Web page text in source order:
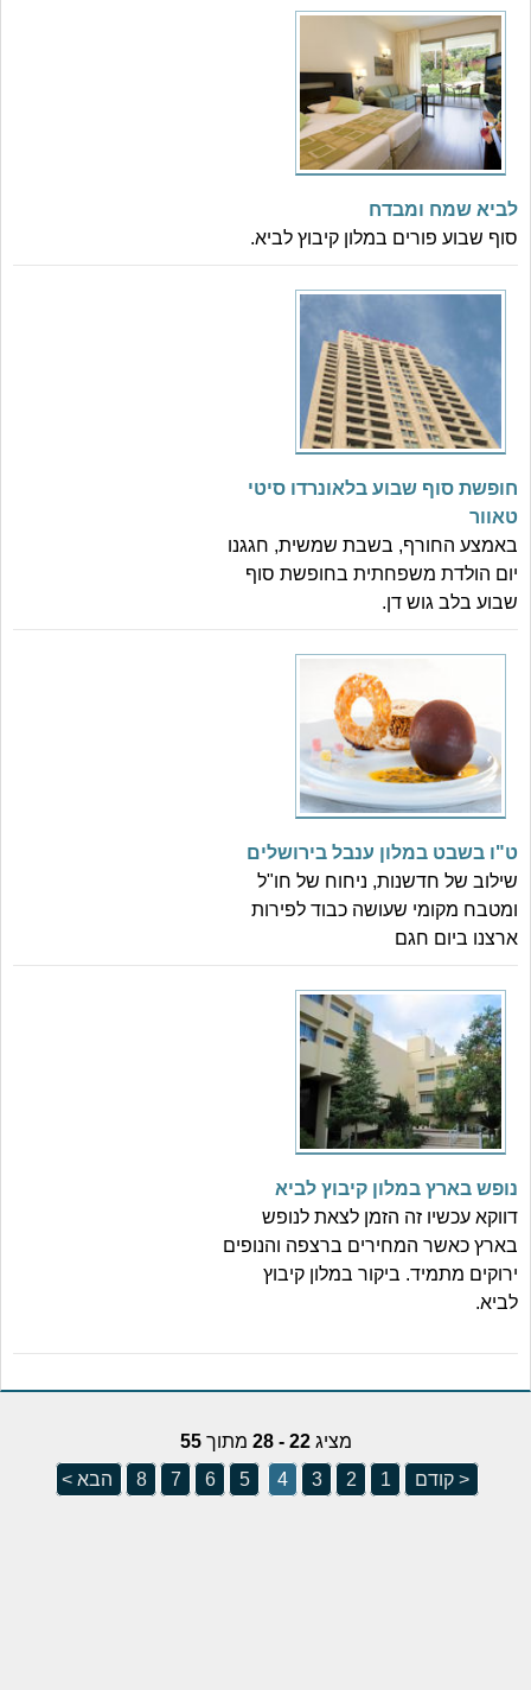
לביא שמח ומבדח
סוף שבוע פורים במלון קיבוץ לביא.
חופשת סוף שבוע בלאונרדו סיטי
טאוור
באמצע החורף, בשבת שמשית, חגגנו
יום הולדת משפחתית בחופשת סוף
שבוע בלב גוש דן.
ט"ו בשבט במלון ענבל בירושלים
שילוב של חדשנות, ניחוח של חו"ל
ומטבח מקומי שעושה כבוד לפירות
ארצנו ביום חגם
נופש בארץ במלון קיבוץ לביא
דווקא עכשיו זה הזמן לצאת לנופש
בארץ כאשר המחירים ברצפה והנופים
ירוקים מתמיד. ביקור במלון קיבוץ
לביא.
מציג22 - 28 מתוך55
< קודם
1
2
3
4
5
6
7
8 הבא >